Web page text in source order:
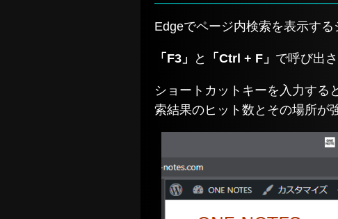
Edgeでページ内検索を表示す
「F3」 と 「Ctrl + F」 で呼び出
ショートカットキーを入力する
索結果のヒット数とその場所が